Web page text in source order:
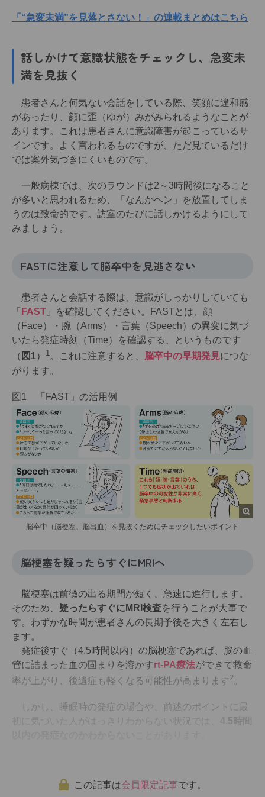
「“急変未満”を見落とさない！」の連載まとめはこちら
話しかけて意識状態をチェックし、急変未
満を見抜く
患者さんと何気ない会話をしている際、笑顔に違和感
があったり、顔に歪（ゆが）みがみられるようなことが
あります。これは患者さんに意識障害が起こっているサ
インです。よく言われるものですが、ただ見ているだけ
では案外気づきにくいものです。
一般病棟では、次のラウンドは2～3時間後になること
が多いと思われるため、「なんかヘン」を放置してしま
うのは致命的です。訪室のたびに話しかけるようにして
みましょう。
FASTに注意して脳卒中を見逃さない
患者さんと会話する際は、意識がしっかりしていても
「 FAST 」を確認してください。FASTとは、顔
（Face）・腕（Arms）・言葉（Speech）の異変に気づ
いたら発症時刻（Time）を確認する、というものです
（ 図1） 1。これに注意すると、 脳卒中の早期発見につな
がります。
図1 「FAST 」の活用例
脳卒中（脳梗塞、脳出血）を見抜くためにチェックしたいポイント
脳梗塞を疑ったらすぐにMRIへ
脳梗塞は前徴の出る期間が短く、急速に進行します。
そのため、 疑ったらすぐにMRI検査を行うことが大事で
す。わずかな時間が患者さんの長期予後を大きく左右し
ます。
発症後すぐ（4.5時間以内）の脳梗塞であれば、脳の血
管に詰まった血の固まりを溶かすrt-PA療法ができて救命
率が上がり、後遺症も軽くなる可能性が高まります2 。
しかし、睡眠時の発症の場合や、前述のポイントに最
初に気づいた人がはっきりわからない状況では、
4.5時間
この記事は会員限定記事です。